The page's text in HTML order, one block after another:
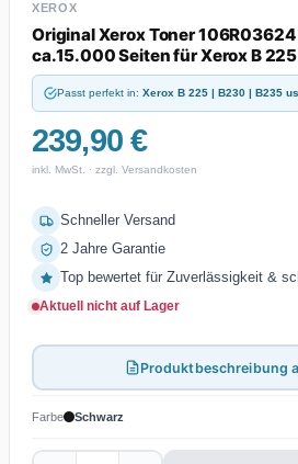
XEROX
Original Xerox Toner
ca.15.000 Seiten für Xerox B
Passt perfekt in: Xerox B 225 | B230 | B235
239,90 €
inkl. MwSt. · zzgl. Versandkosten
Schneller Versand
2 Jahre Garantie
Top bewertet für Zuverlässigkeit &
Aktuell nicht auf Lager
Produktbeschreibung
Farbe Schwarz